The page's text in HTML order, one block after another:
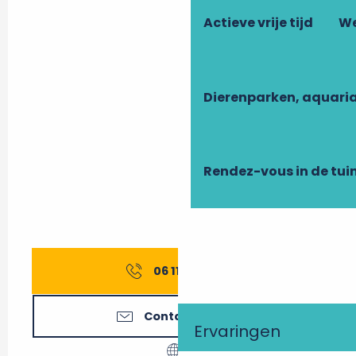
Actieve vrije tijd
Dierenparken,
Rendez-vous in de
Ervaringen
06 11 16 27
Contacteer ons